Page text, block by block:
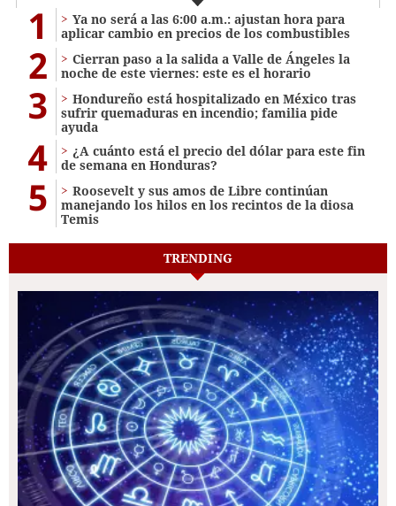
1
Ya no será a las 6:00 a.m.: ajustan hora para
aplicar cambio en precios de los combustibles
2
Cierran paso a la salida a Valle de Ángeles la
noche de este viernes: este es el horario
3
Hondureño está hospitalizado en México tras
sufrir quemaduras en incendio; familia pide
ayuda
4
¿A cuánto está el precio del dólar para este fin
de semana en Honduras?
5
Roosevelt y sus amos de Libre continúan
manejando los hilos en los recintos de la diosa
Temis
TRENDING